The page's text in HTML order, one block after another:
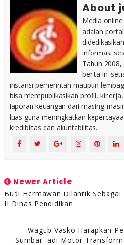
About
Media
adalah
informasi
Tahun
berita ini
instansi pemerintah maupun
bisa mempublikasikan profil,
laporan keuangan dari masing-
luas guna meningkatkan
kredibiltas dan akuntabilitas.
Newer Article
Budi Hermawan Dilantik Sebagai
II Dinas Pendidikan
Wagub Vasko Harapkan
Sumbar Jadi Motor